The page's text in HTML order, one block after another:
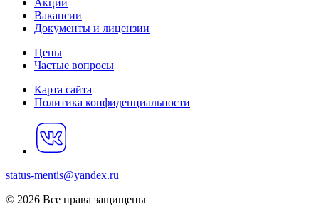
Вакансии
Документы и лицензии
Цены
Частые вопросы
Карта сайта
Политика конфиденциальности
status-mentis@yandex.ru
© 2026 Все права защищены